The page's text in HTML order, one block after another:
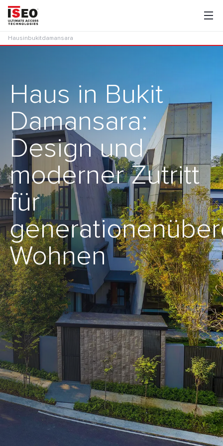
Hausinbukitdamansara
Haus in Bukit
Damansara:
Design und
moderner Zutritt
für
Wohnen